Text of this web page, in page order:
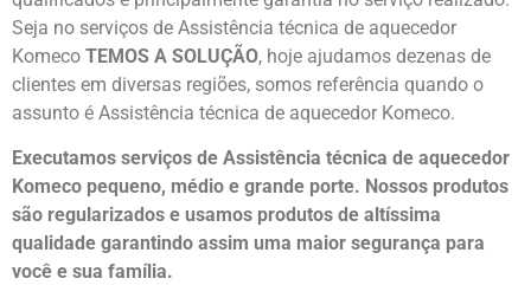
Seja no serviços de Assistência técnica de aquecedor
Komeco TEMOS A SOLUÇÃO, hoje ajudamos dezenas de
clientes em diversas regiões, somos referência quando o
assunto é Assistência técnica de aquecedor Komeco.
Executamos serviços de Assistência técnica de aquecedor
Komeco pequeno, médio e grande porte. Nossos produtos
são regularizados e usamos produtos de altíssima
qualidade garantindo assim uma maior segurança para
você e sua família.